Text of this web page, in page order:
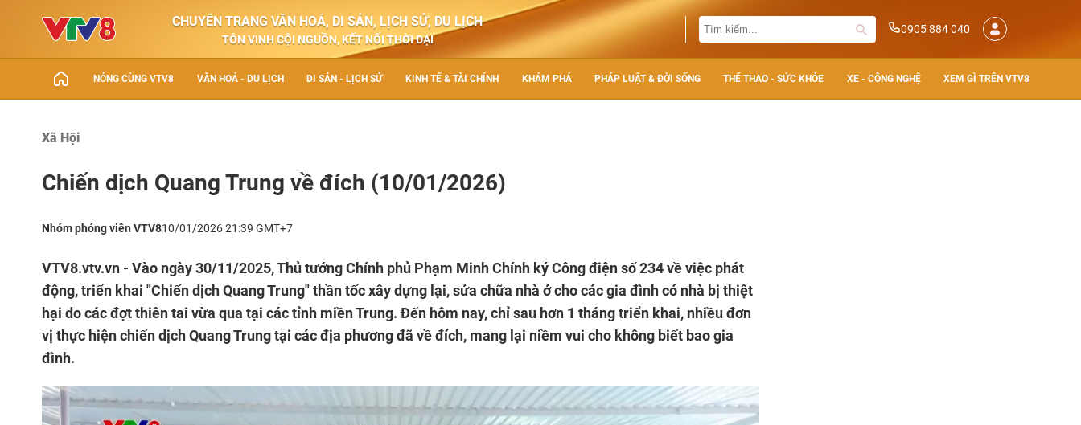
CHUYÊN TRANG VĂN HOÁ, DI SẢN, LỊCH SỬ, DU LỊCH
TÔN VINH CỘI NGUỒN, KẾT NỐI THỜI ĐẠI
0905 884 040
NÓNG CÙNG VTV8 VĂN HOÁ - DU LỊCH DI SẢN - LỊCH SỬ KINH TẾ & TÀI CHÍNH KHÁM PHÁ PHÁP LUẬT & ĐỜI SỐNG THỂ THAO - SỨC KHỎE XE - CÔNG NGHỆ XEM GÌ TRÊN VTV8
Xã Hội
Chiến dịch Quang Trung về đích (10/01/2026)
Nhóm phóng viên VTV810/01/2026 21:39 GMT+7
VTV8.vtv.vn - Vào ngày 30/11/2025, Thủ tướng Chính phủ Phạm Minh Chính ký Công điện số 234 về việc phát
động, triển khai "Chiến dịch Quang Trung" thần tốc xây dựng lại, sửa chữa nhà ở cho các gia đình có nhà bị thiệt
hại do các đợt thiên tai vừa qua tại các tỉnh miền Trung. Đến hôm nay, chỉ sau hơn 1 tháng triển khai, nhiều đơn
vị thực hiện chiến dịch Quang Trung tại các địa phương đã về đích, mang lại niềm vui cho không biết bao gia
đình.